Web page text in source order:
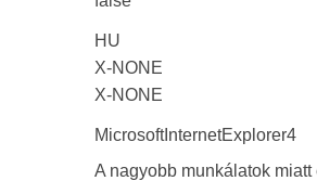
HU
X-NONE
X-NONE
MicrosoftInternetExplorer4
A nagyobb munkálatok